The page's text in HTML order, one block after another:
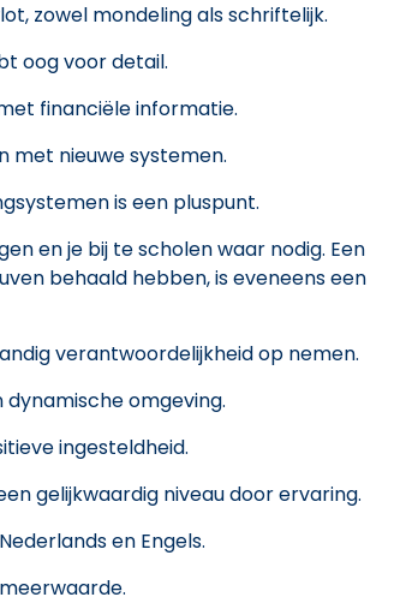
zowel mondeling als schriftelijk.
oog voor detail.
financiële informatie.
met nieuwe systemen.
is een pluspunt.
en je bij te scholen waar nodig. Een
behaald hebben, is eveneens een
verantwoordelijkheid op nemen.
omgeving.
ingesteldheid.
gelijkwaardig niveau door ervaring.
en Engels.